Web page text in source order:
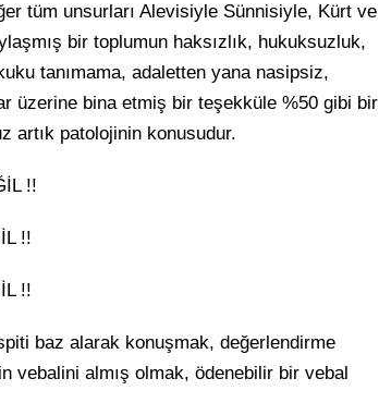
tüm unsurları Alevisiyle Sünnisiyle, Kürt ve
bir toplumun haksızlık, hukuksuzluk,
tanımama, adaletten yana nasipsiz,
üzerine bina etmiş bir teşekküle %50 gibi bir
artık patolojinin konusudur.
!!
!!
!!
baz alarak konuşmak, değerlendirme
vebalini almış olmak, ödenebilir bir vebal